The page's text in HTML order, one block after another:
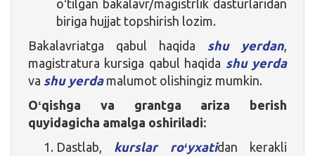
oʻtilgan bakalavr/magistrlik dasturlaridan
biriga hujjat topshirish lozim.
Bakalavriatga qabul haqida shu yerdan
magistratura kursiga qabul haqida shu yerda
va shu yerdamalumot olishingiz mumkin.
Oʻqishga va grantga ariza berish
quyidagicha amalga oshiriladi:
Dastlab, kurslar roʻyxatidan kerakli